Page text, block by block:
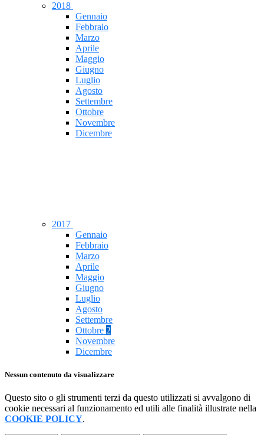
2018
Gennaio
Febbraio
Marzo
Aprile
Maggio
Giugno
Luglio
Agosto
Settembre
Ottobre
Novembre
Dicembre
2017
Gennaio
Febbraio
Marzo
Aprile
Maggio
Giugno
Luglio
Agosto
Settembre
Ottobre 2
Novembre
Dicembre
Nessun contenuto da visualizzare
Questo sito o gli strumenti terzi da questo utilizzati si avvalgono di
cookie necessari al funzionamento ed utili alle finalità illustrate nella
COOKIE POLICY.